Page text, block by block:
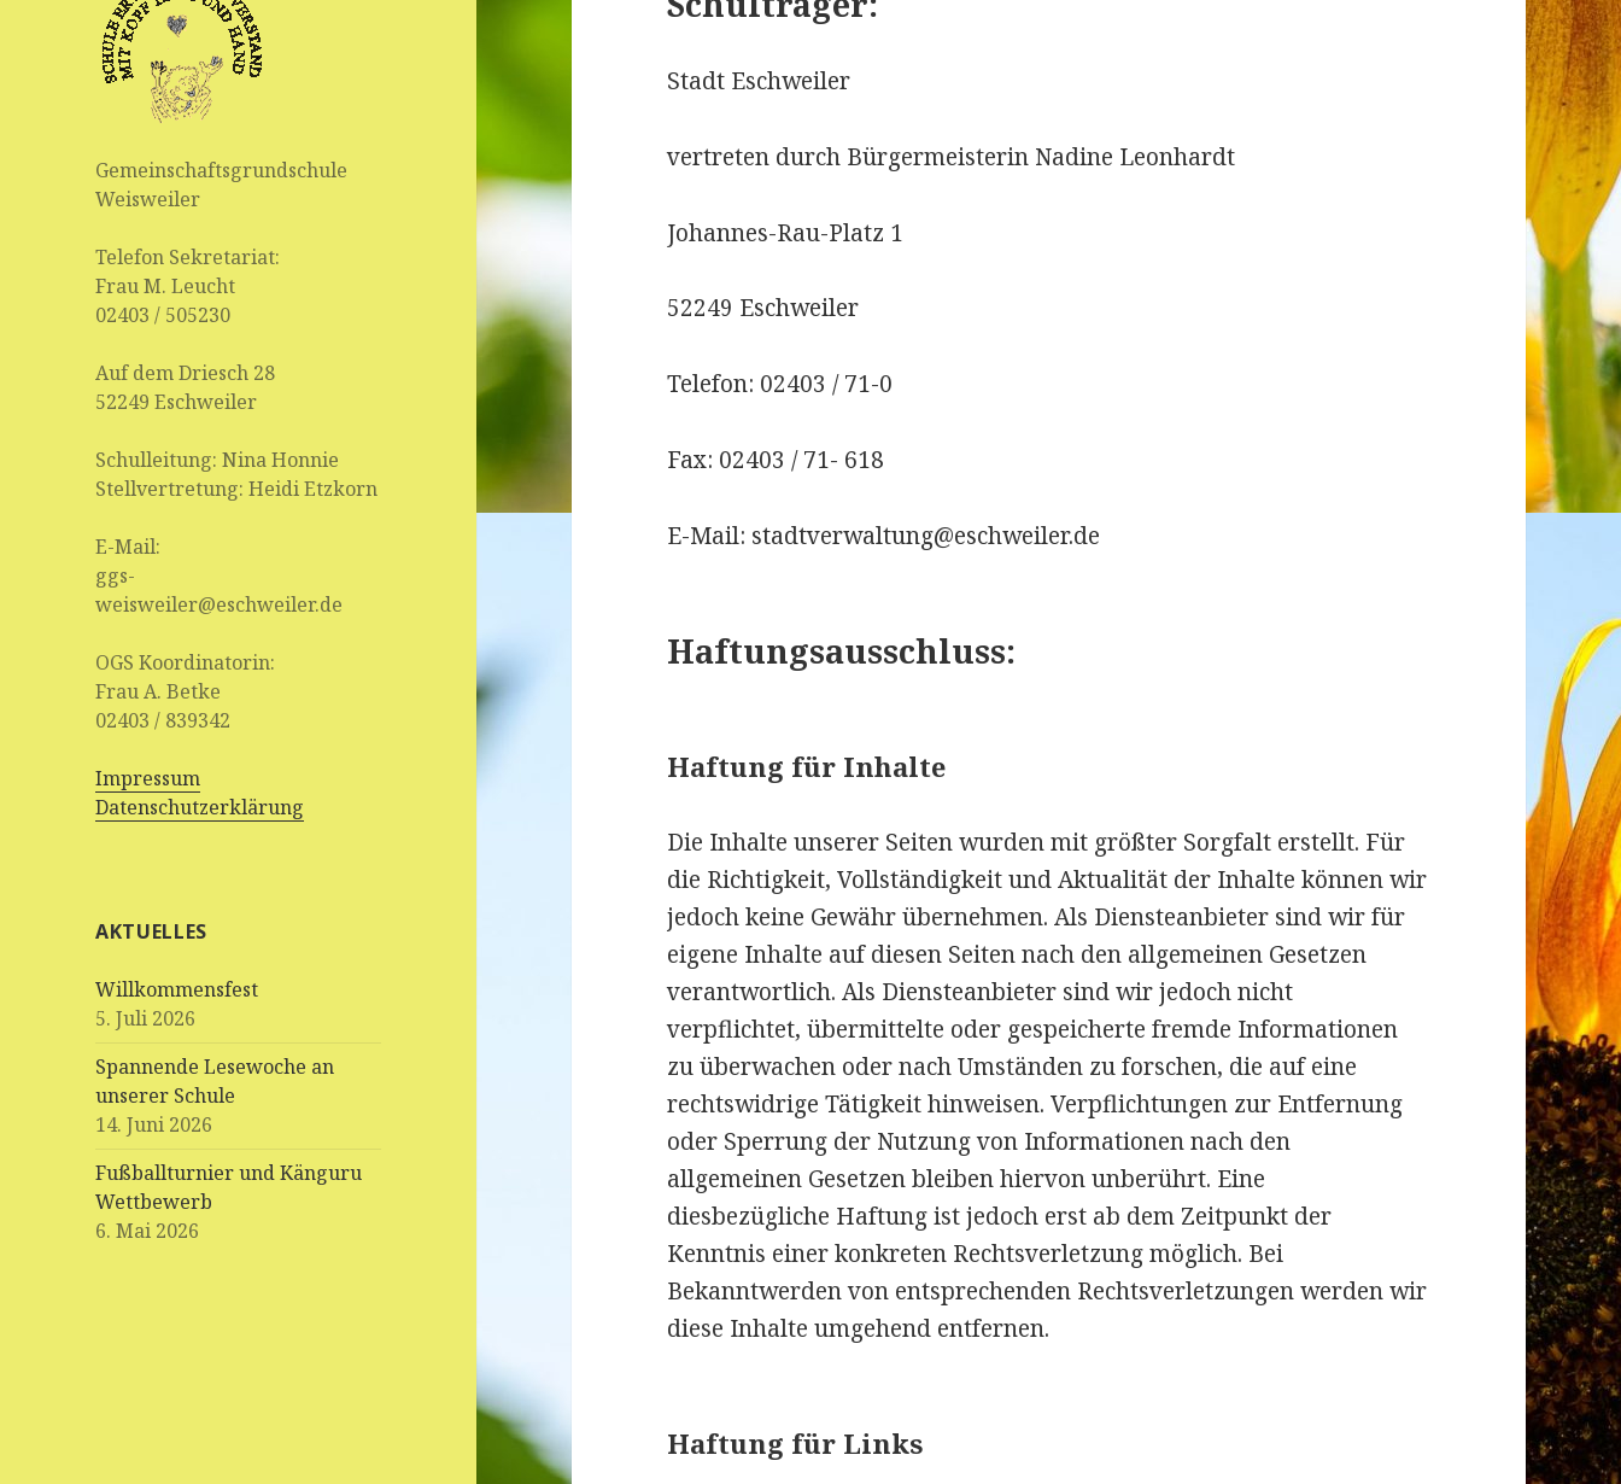
Gemeinschaftsgrundschule
Weisweiler
Telefon Sekretariat:
Frau M. Leucht
02403 / 505230
Auf dem Driesch 28
52249 Eschweiler
Schulleitung: Nina Honnie
Stellvertretung: Heidi Etzkorn
E-Mail:
ggs-
weisweiler@eschweiler.de
OGS Koordinatorin:
Frau A. Betke
02403 / 839342
Impressum
Datenschutzerklärung
AKTUELLES
Willkommensfest
5. Juli 2026
Spannende Lesewoche an
unserer Schule
14. Juni 2026
Fußballturnier und Känguru
Wettbewerb
6. Mai 2026
Stadt Eschweiler
vertreten durch Bürgermeisterin Nadine Leonhardt
Johannes-Rau-Platz 1
52249 Eschweiler
Telefon: 02403 / 71-0
Fax: 02403 / 71- 618
E-Mail: stadtverwaltung@eschweiler.de
Haftungsausschluss:
Haftung für Inhalte
Die Inhalte unserer Seiten wurden mit größter Sorgfalt erstellt. Für
die Richtigkeit, Vollständigkeit und Aktualität der Inhalte können wir
jedoch keine Gewähr übernehmen. Als Diensteanbieter sind wir für
eigene Inhalte auf diesen Seiten nach den allgemeinen Gesetzen
verantwortlich. Als Diensteanbieter sind wir jedoch nicht
verpflichtet, übermittelte oder gespeicherte fremde Informationen
zu überwachen oder nach Umständen zu forschen, die auf eine
rechtswidrige Tätigkeit hinweisen. Verpflichtungen zur Entfernung
oder Sperrung der Nutzung von Informationen nach den
allgemeinen Gesetzen bleiben hiervon unberührt. Eine
diesbezügliche Haftung ist jedoch erst ab dem Zeitpunkt der
Kenntnis einer konkreten Rechtsverletzung möglich. Bei
Bekanntwerden von entsprechenden Rechtsverletzungen werden wir
diese Inhalte umgehend entfernen.
Haftung für Links